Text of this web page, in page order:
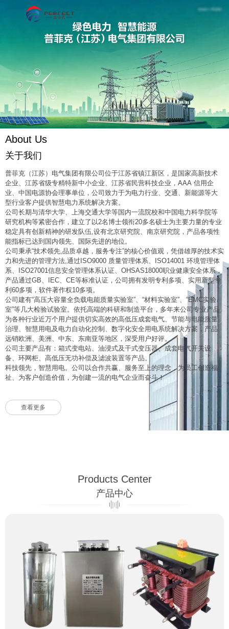
About Us
关于我们
普菲克（江苏）电气集团有限公司位于江苏省镇江新区，是国家高新技术
企业、江苏省级专精特新中小企业、江苏省民营科技企业，AAA 信用企
业、中国电源协会理事单位，公司致力于为电力行业、交通、新能源等大
型行业客户提供智慧电力系统解决方案。
公司长期与清华大学、上海交通大学等国内一流院校和中国电力科学院等
研究机构等紧密合作，建立了以2名博士领衔20多名硕士为主要力量的专业
稳定具有创新精神的研发队伍,设有北京研究院、南京研究院，产品各项性
能指标已达到国内领先、国际先进的地位。
公司秉承“技术领先,品质卓越，服务专注”的核心价值观，凭借雄厚的技术实
力和先进的管理方法,通过ISO9000 质量管理体系、ISO14001 环境管理体
系、ISO27001信息安全管理体系认证、OHSAS18000职业健康安全体系，
产品通过GB、IEC、CE等标准认证，公司拥有发明专利多项、实用新型专
利60多项，软件著作权10多项。
公司建有“高压大容量全负载电能质量实验室”、“材料实验室”、“EMC实验
室”等几大检验试验室。依托高端的科研和制造平台，多年来公司专业产品
为各种行业近万个用户提供切实高效的高低压成套电气、节能与电能质量
治理、智慧用电及电力自动化控制、数字化安全用电系统解决方案，产品
远销欧洲、美洲、中东、东南亚等地区，深受用户好评。
公司主要产品有：箱式变电站、油浸式及干式变压器、成套电气开关设
备、环网柜、高低压无功补偿及滤波装置等产品。
科技领先，智慧用电。公司以合作共赢、服务至上的理念，为员工创造福
祉、为客户创造价值，为创建一流的电气企业而奋斗！
查看更多
Products Center
产品中心